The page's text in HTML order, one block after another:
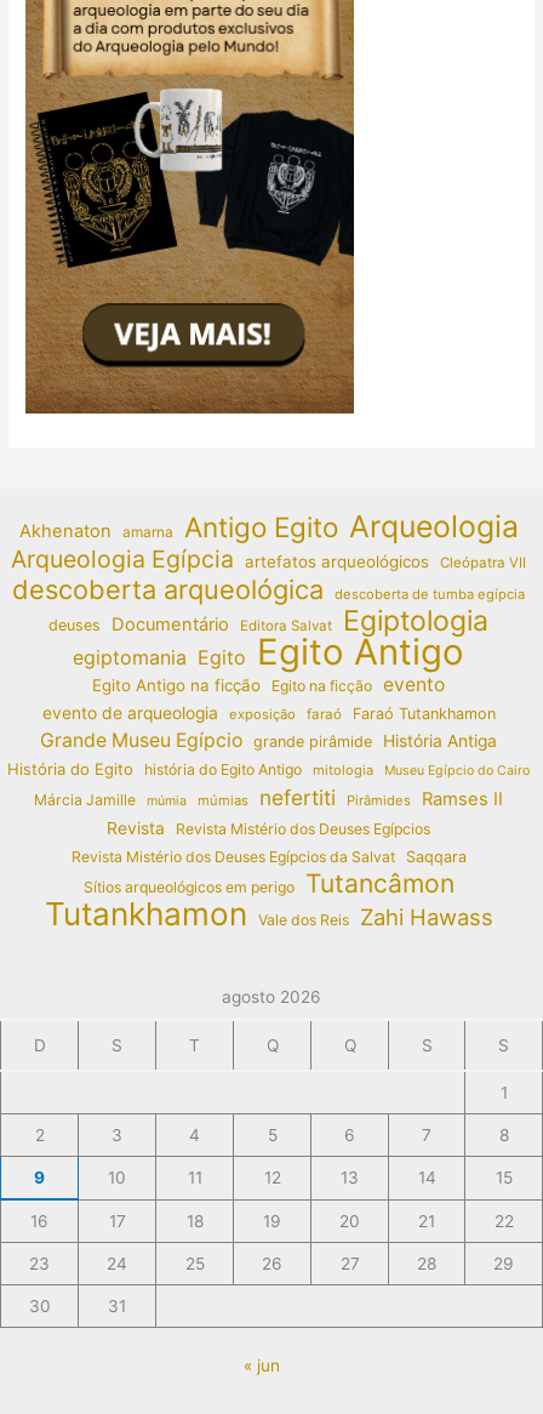
Akhenaton amarna Antigo Egito Arqueologia
Arqueologia Egípcia artefatos arqueológicos Cleópatra VII
descoberta arqueológica descoberta de tumba egípcia
deuses Documentário Editora Salvat Egiptologia
egiptomania Egito Egito Antigo
Egito Antigo na ficção Egito na ficção evento
evento de arqueologia exposição faraó Faraó Tutankhamon
Grande Museu Egípcio grande pirâmide
História Antiga
História do Egito
história do Egito Antigo mitologia Museu Egípcio do Cairo
Márcia Jamille múmia múmias nefertiti Pirâmides Ramses II
Revista
Revista Mistério dos Deuses Egípcios
Revista Mistério dos Deuses Egípcios da Salvat
Saqqara
Sítios arqueológicos em perigo
Tutancâmon
Tutankhamon Vale dos Reis Zahi Hawass
agosto 2026
D S T Q Q S S
1
2 3 4 5 6 7 8
9 10 11 12 13 14 15
16 17 18 19 20 21 22
23 24 25 26 27 28 29
30 31
« jun